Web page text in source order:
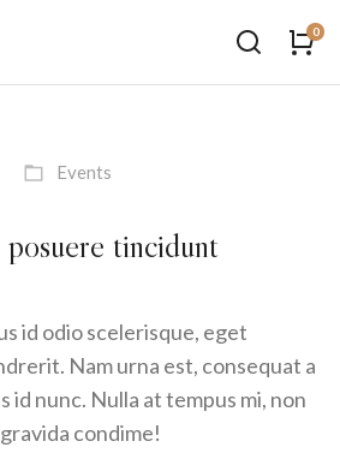
Events
tincidunt
id odio scelerisque, eget
Nam urna est, consequat a
id nunc. Nulla at tempus mi, non
condime!